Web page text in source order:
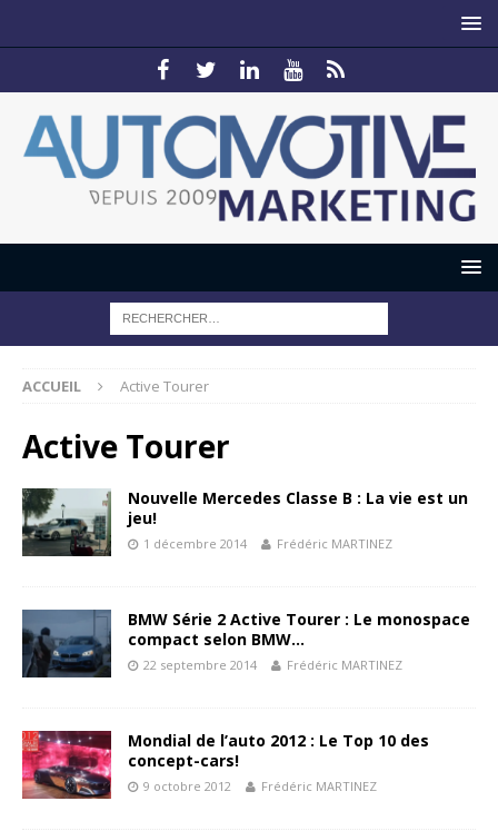
ACCUEIL Active Tourer
Active Tourer
Nouvelle Mercedes Classe B : La vie est un
jeu!
1 décembre 2014 Frédéric MARTINEZ
BMW Série 2 Active Tourer : Le monospace
compact selon BMW…
22 septembre 2014 Frédéric MARTINEZ
Mondial de l’auto 2012 : Le Top 10 des
concept-cars!
9 octobre 2012 Frédéric MARTINEZ